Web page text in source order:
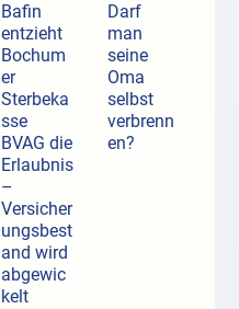
Bafin
entzieht
Bochum
er
Sterbeka
sse
BVAG die
Erlaubnis
–
Versicher
ungsbest
and wird
abgewic
kelt
Darf
man
seine
Oma
selbst
verbrenn
en?